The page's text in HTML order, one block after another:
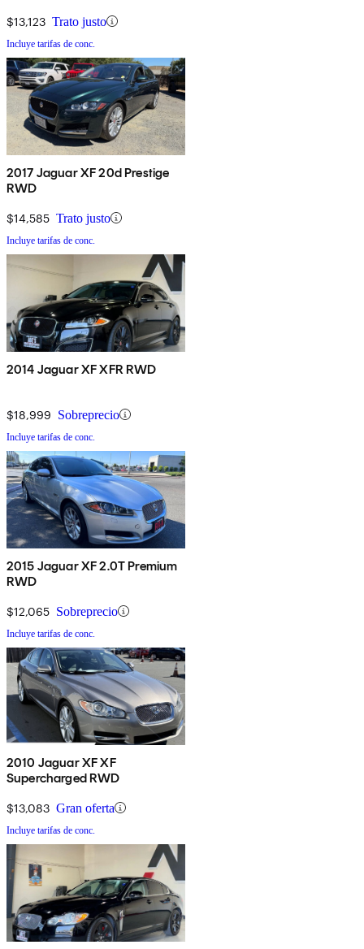
$13,123 Trato justo
Incluye tarifas de conc.
2017 Jaguar XF 20d Prestige
RWD
$14,585 Trato justo
Incluye tarifas de conc.
2014 Jaguar XF XFR RWD
$18,999 Sobreprecio
Incluye tarifas de conc.
2015 Jaguar XF 2.0T Premium
RWD
$12,065 Sobreprecio
Incluye tarifas de conc.
2010 Jaguar XF XF
Supercharged RWD
$13,083 Gran oferta
Incluye tarifas de conc.